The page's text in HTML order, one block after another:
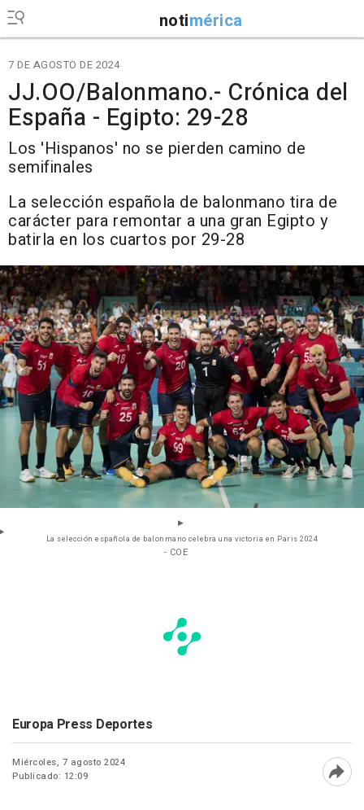
notimérica
7 DE AGOSTO DE 2024
JJ.OO/Balonmano.- Crónica del
España - Egipto: 29-28
Los 'Hispanos' no se pierden camino de
semifinales
La selección española de balonmano tira de
carácter para remontar a una gran Egipto y
batirla en los cuartos por 29-28
La selección española de balonmano celebra una victoria en Paris 2024
- COE
Europa Press Deportes
Miércoles, 7 agosto 2024
Publicado: 12:09